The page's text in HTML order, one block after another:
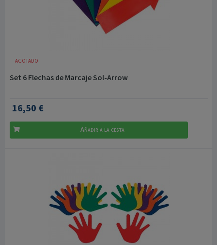
AGOTADO
Set 6 Flechas de Marcaje Sol-Arrow
16,50 €
Añadir a la cesta